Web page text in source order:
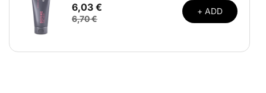
6,03 €
6,70 €
+ ADD